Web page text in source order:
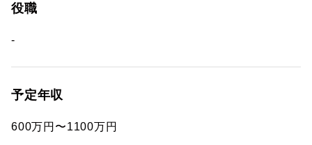
役職
-
予定年収
600万円〜1100万円